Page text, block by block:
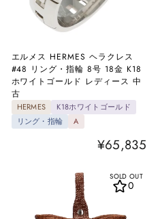
エルメス HERMES ヘラクレス
#48 リング・指輪 8号 18金 K18
ホワイトゴールド レディース 中
古
HERMES
K18ホワイトゴールド
リング・指輪
A
¥65,835
SOLD OUT
0